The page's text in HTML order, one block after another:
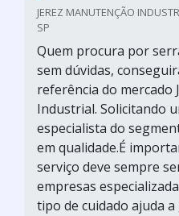
JEREZ MANUTENÇÃO
SP
Quem procura por
sem dúvidas,
referência do mercado
Industrial. Solicitando
especialista do
em qualidade.É
serviço deve sempre
empresas
tipo de cuidado ajuda